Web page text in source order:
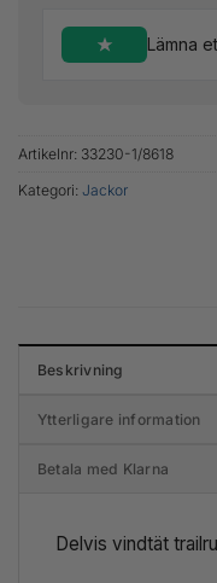
Lämna
Artikelnr: 33230-1/8618
Kategori: Jackor
Beskrivning
Ytterligare information
Betala med Klarna
Delvis vindtät